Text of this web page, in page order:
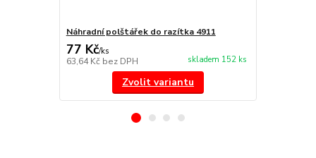
Náhradní polštářek do razítka 4911
77 Kč/ks
63,64 Kč bez DPH skladem 152 ks
Zvolit variantu